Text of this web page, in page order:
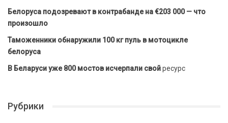
Белоруса подозревают в контрабанде на €203 000 — что
произошло
Таможенники обнаружили 100 кг пуль в мотоцикле
белоруса
В Беларуси уже 800 мостов исчерпали свойресурс
Рубрики